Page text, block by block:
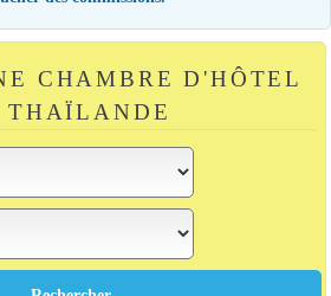
CHAMBRE D'HÔTEL
THAÏLANDE